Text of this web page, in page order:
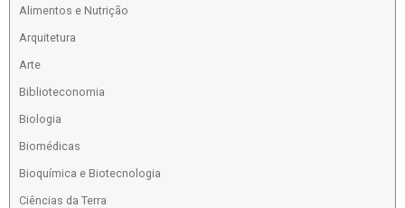
Alimentos e Nutrição
Arquitetura
Arte
Biblioteconomia
Biologia
Biomédicas
Bioquímica e Biotecnologia
Ciências da Terra